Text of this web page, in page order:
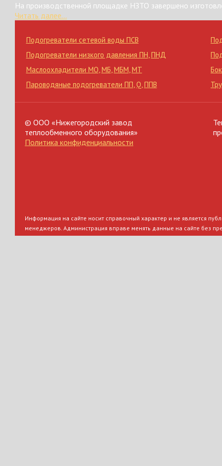
На производственной площадке НЗТО завершено
Читать далее...
Подогреватели сетевой воды ПСВ
Подогреватели низкого давления ПН,ПНД
Маслоохладители МО,МБ,МБМ,МТ
Пароводяные подогреватели ПП,Q,ППВ
© ООО «Нижегородский завод
теплообменного оборудования»
Политика конфиденциальности
Информация на сайте носит справочный характер и не является
менеджеров. Администрация вправе менять данные на сайте без